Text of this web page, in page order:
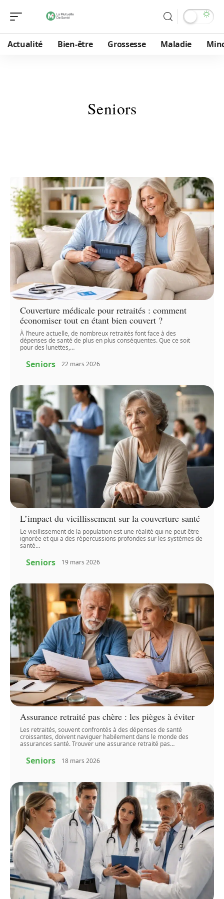
Actualité Bien-être Grossesse Maladie
Seniors
Couverture médicale pour retraités : comment
économiser tout en étant bien couvert ?
À l’heure actuelle, de nombreux retraités font face à des
dépenses de santé de plus en plus conséquentes. Que ce soit
pour des lunettes,…
Seniors 22 mars 2026
L’impact du vieillissement sur la couverture santé
Le vieillissement de la population est une réalité qui ne peut être
ignorée et qui a des répercussions profondes sur les systèmes de
santé…
Seniors 19 mars 2026
Assurance retraité pas chère : les pièges à éviter
Les retraités, souvent confrontés à des dépenses de santé
croissantes, doivent naviguer habilement dans le monde des
assurances santé. Trouver une assurance retraité pas…
Seniors 18 mars 2026